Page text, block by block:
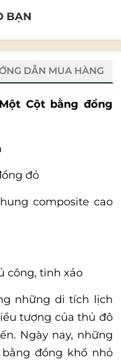
BẠN
DẪN MUA HÀNG
Cột bằng đồng
đỏ
composite cao
công, tinh xảo
những di tích lịch
tượng của thủ đô
Ngày nay, những
đồng khổ nhỏ